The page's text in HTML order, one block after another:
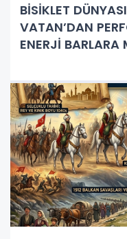
BİSİKLET
VATAN’DAN
ENERJİ BARLARA